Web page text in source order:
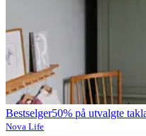
Bestselger50% på utvalgte
Nova Life